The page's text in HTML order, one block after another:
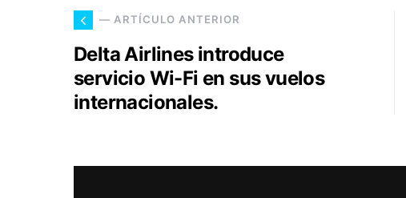
— ARTÍCULO ANTERIOR
Delta Airlines introduce
servicio Wi-Fi en sus vuelos
internacionales.